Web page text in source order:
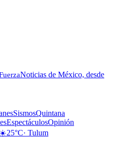
Noticias de México, desde
SismosQuintana
EspectáculosOpinión
☀️25°C· Tulum